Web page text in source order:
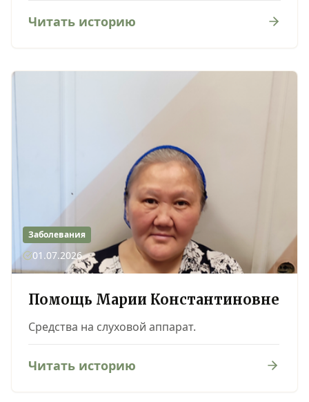
Читать историю
Заболевания
01.07.2026
Помощь Марии Константиновне
Средства на слуховой аппарат.
Читать историю